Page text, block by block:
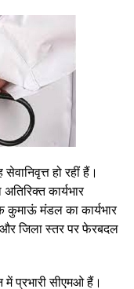
हो रहीं हैं।
कार्यभार
कुमाऊं मंडल का कार्यभार
और जिला स्तर पर फेरबदल
में प्रभारी सीएमओ हैं।